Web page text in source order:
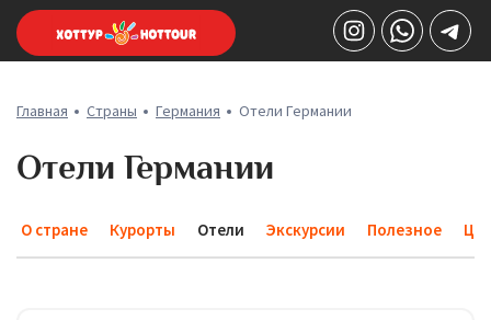
Главная Страны Германия Отели Германии
Отели Германии
О стране Курорты Отели Экскурсии Полезное